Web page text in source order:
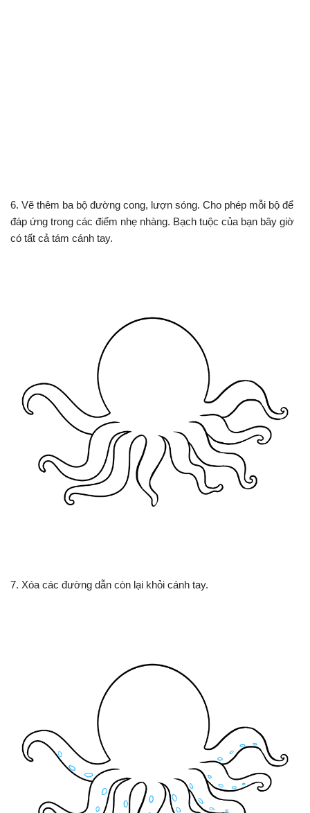
6. Vẽ thêm ba bộ đường cong, lượn sóng. Cho phép mỗi bộ để
đáp ứng trong các điểm nhẹ nhàng. Bạch tuộc của bạn bây giờ
có tất cả tám cánh tay.
7. Xóa các đường dẫn còn lại khỏi cánh tay.